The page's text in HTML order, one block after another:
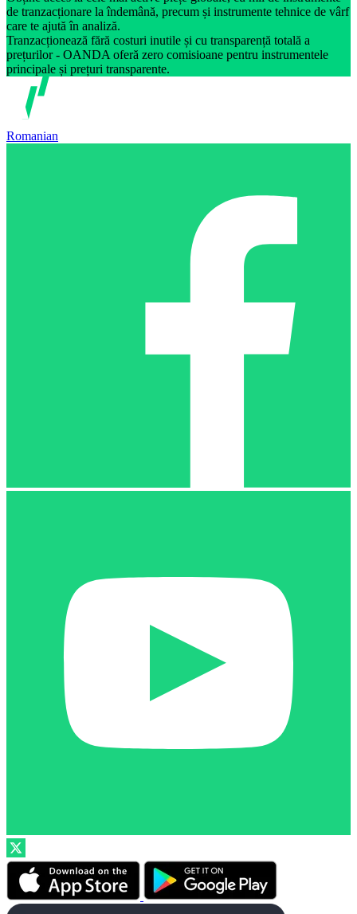
de tranzacționare la îndemână, precum și instrumente tehnice de vârf
care te ajută în analiză.
Tranzacționează fără costuri inutile și cu transparență totală a
prețurilor - OANDA oferă zero comisioane pentru instrumentele
principale și prețuri transparente.
Romanian